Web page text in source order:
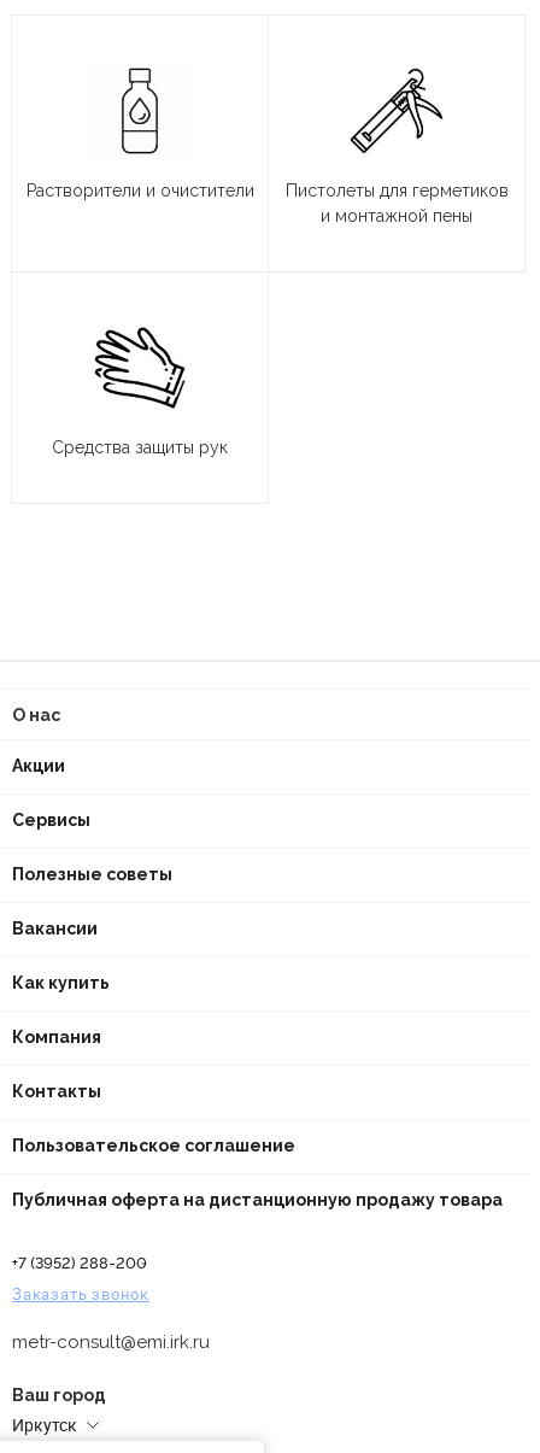
Растворители и очистители
Пистолеты для герметиков
и монтажной пены
Средства защиты рук
О нас
Акции
Сервисы
Полезные советы
Вакансии
Как купить
Компания
Контакты
Пользовательское соглашение
Публичная оферта на дистанционную продажу товара
+7 (3952) 288-200
Заказать звонок
metr-consult@emi.irk.ru
Ваш город
Иркутск